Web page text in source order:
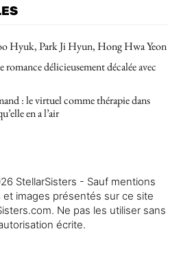
Hyuk, Park Ji Hyun, Hong Hwa Yeon
délicieusement décalée avec
: le virtuel comme thérapie dans
en a l’air
StellarSisters - Sauf mentions
images présentés sur ce site
Ne pas les utiliser sans
écrite.